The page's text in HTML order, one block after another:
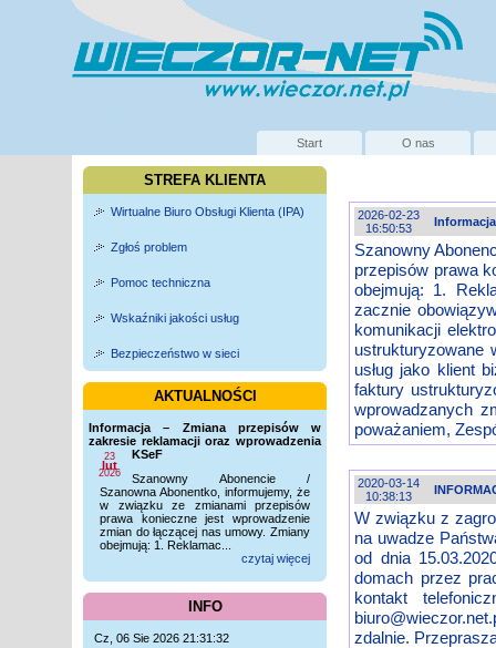
Start O nas
STREFA KLIENTA
Wirtualne Biuro Obsługi Klienta (IPA)
Zgłoś problem
Pomoc techniczna
Wskaźniki jakości usług
Bezpieczeństwo w sieci
AKTUALNOŚCI
Informacja – Zmiana przepisów w
zakresie reklamacji oraz wprowadzenia
KSeF
23
lut
2026
Szanowny Abonencie /
Szanowna Abonentko, informujemy, że
w związku ze zmianami przepisów
prawa konieczne jest wprowadzenie
zmian do łączącej nas umowy. Zmiany
obejmują: 1. Reklamac...
czytaj więcej
INFO
Cz, 06 Sie 2026 21:31:32
2026-02-23
16:50:53
Szanowny
przepisów prawa
obejmują: 1.
zacznie
komunikacji
ustrukturyzowane
usług jako klient
faktury
wprowadzanych
poważaniem,
2020-03-14
10:38:13
W związku z
na uwadze
od dnia
domach przez
kontakt
zdalnie.